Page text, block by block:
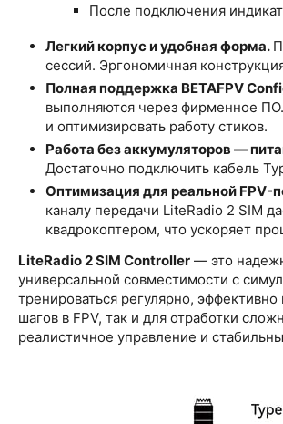
После подключения
Легкий корпус и удобная форма.
сессий. Эргономичная
Полная поддержка BETAFPV
выполняются через фирменное
и оптимизировать работу стиков.
Работа без аккумуляторов —
Достаточно подключить кабель
Оптимизация для реальной FPV-
каналу передачи LiteRadio 2 SIM
квадрокоптером, что ускоряет
LiteRadio 2 SIM Controller — это
универсальной совместимости с
тренироваться регулярно,
шагов в FPV, так и для отработки
реалистичное управление и